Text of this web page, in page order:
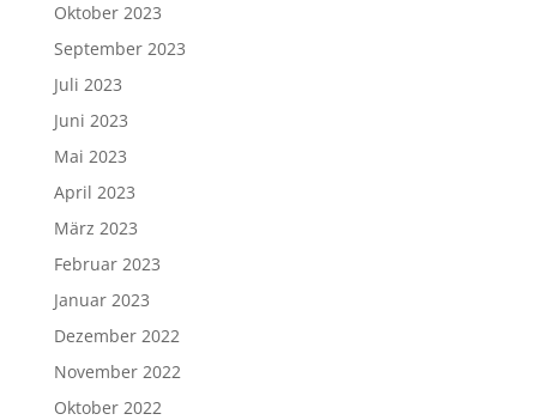
Oktober 2023
September 2023
Juli 2023
Juni 2023
Mai 2023
April 2023
März 2023
Februar 2023
Januar 2023
Dezember 2022
November 2022
Oktober 2022